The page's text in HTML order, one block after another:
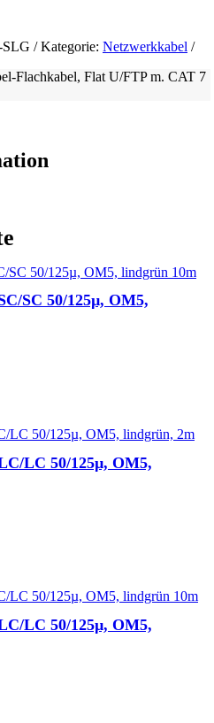
SLG Kategorie: Netzwerkkabel
Flachkabel, Flat U/FTP m. CAT 7
SC 50/125µ, OM5,
LC 50/125µ, OM5,
LC 50/125µ, OM5,